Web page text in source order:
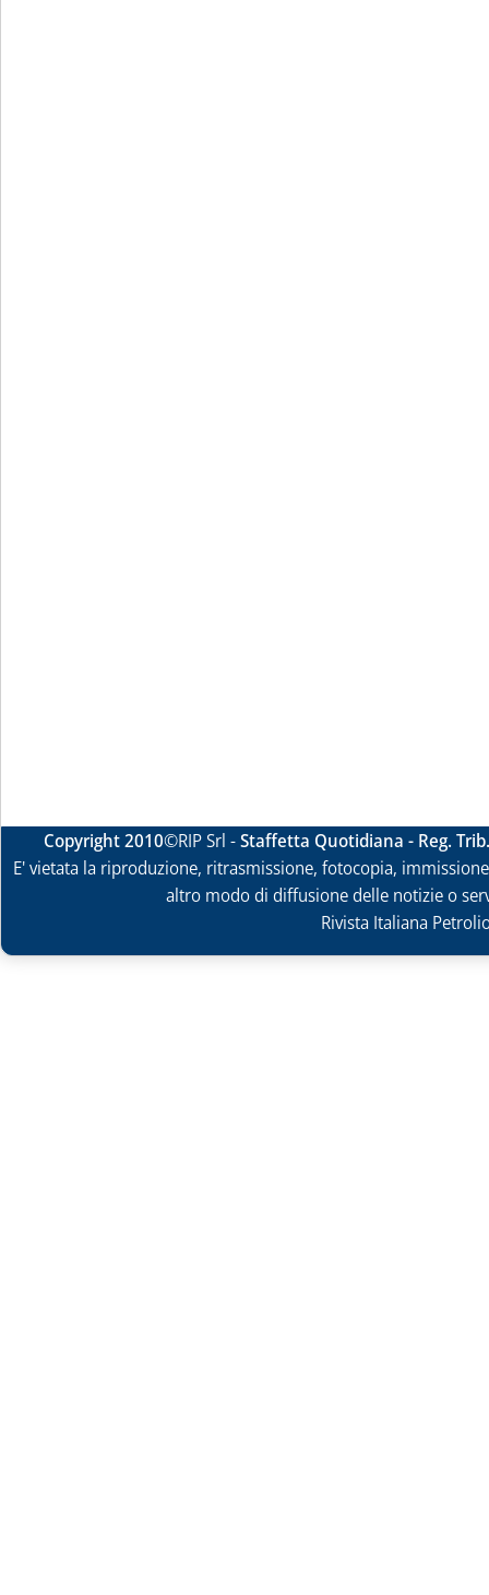
Copyright 2010©RIP Srl -Staffetta Quotidiana - Reg.
E' vietata la riproduzione, ritrasmissione, fotocopia,
altro modo di diffusione delle notizie o
Rivista Italiana